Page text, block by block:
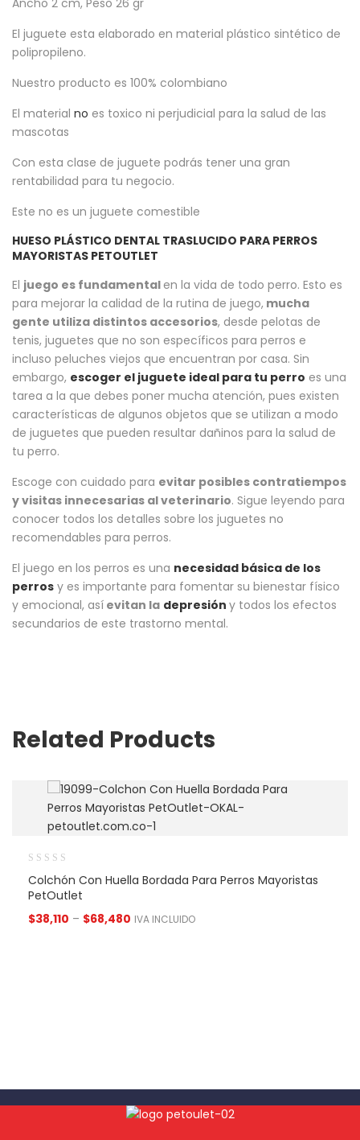
Ancho 2 cm, Peso 26 gr
El juguete esta elaborado en material plástico sintético de
polipropileno.
Nuestro producto es 100% colombiano
El material no es toxico ni perjudicial para la salud de las
mascotas
Con esta clase de juguete podrás tener una gran
rentabilidad para tu negocio.
Este no es un juguete comestible
HUESO PLÁSTICO DENTAL TRASLUCIDO PARA PERROS
MAYORISTAS PETOUTLET
El juego es fundamental en la vida de todo perro. Esto es
para mejorar la calidad de la rutina de juego, mucha
gente utiliza distintos accesorios, desde pelotas de
tenis, juguetes que no son específicos para perros e
incluso peluches viejos que encuentran por casa. Sin
embargo, escoger el juguete ideal para tu perro es una
tarea a la que debes poner mucha atención, pues existen
características de algunos objetos que se utilizan a modo
de juguetes que pueden resultar dañinos para la salud de
tu perro.
Escoge con cuidado para evitar posibles contratiempos
y visitas innecesarias al veterinario. Sigue leyendo para
conocer todos los detalles sobre los juguetes no
recomendables para perros.
El juego en los perros es una necesidad básica de los
perros y es importante para fomentar su bienestar físico
y emocional, así evitan la depresión y todos los efectos
secundarios de este trastorno mental.
Related Products
Colchón Con Huella Bordada Para Perros Mayoristas
PetOutlet
$38,110 – $68,480 IVA INCLUIDO